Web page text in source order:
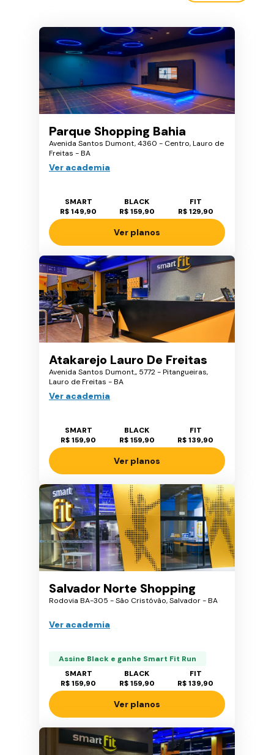
Parque Shopping Bahia
Avenida Santos Dumont, 4360 - Centro, Lauro de
Freitas - BA
Ver academia
SMART
R$ 149,90
BLACK
R$ 159,90
FIT
R$ 129,90
Ver planos
Atakarejo Lauro De Freitas
Avenida Santos Dumont,, 5772 - Pitangueiras,
Lauro de Freitas - BA
Ver academia
SMART
R$ 159,90
BLACK
R$ 159,90
FIT
R$ 139,90
Ver planos
Salvador Norte Shopping
Rodovia BA-305 - São Cristóvão, Salvador - BA
Ver academia
Assine Black e ganhe Smart Fit Run
SMART
R$ 159,90
BLACK
R$ 159,90
FIT
R$ 139,90
Ver planos